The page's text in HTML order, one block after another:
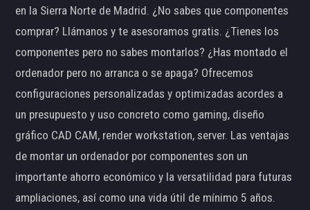
en la Sierra Norte de Madrid. ¿No sabes que componentes
comprar? Llámanos y te asesoramos gratis. ¿Tienes los
componentes pero no sabes montarlos? ¿Has montado el
ordenador pero no arranca o se apaga? Ofrecemos
configuraciones personalizadas y optimizadas acordes a
un presupuesto y uso concreto como gaming, diseño
gráfico CAD CAM, render workstation, server. Las ventajas
de montar un ordenador por componentes son un
importante ahorro económico y la versatilidad para futuras
ampliaciones, así como una vida útil de mínimo 5 años.